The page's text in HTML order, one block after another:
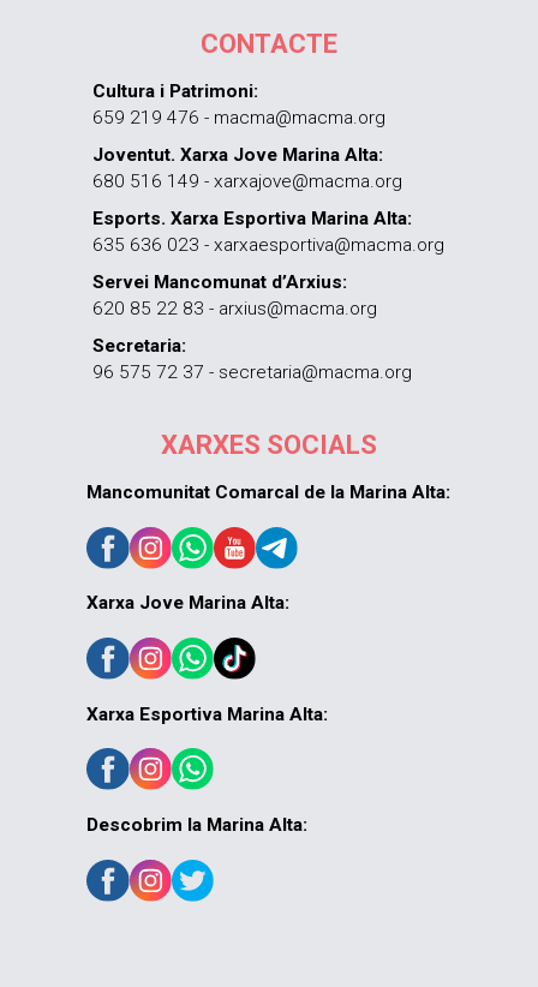
CONTACTE
Cultura i Patrimoni:
659 219 476 - macma@macma.org
Joventut. Xarxa Jove Marina Alta:
680 516 149 - xarxajove@macma.org
Esports. Xarxa Esportiva Marina Alta:
635 636 023 - xarxaesportiva@macma.org
Servei Mancomunat d’Arxius:
620 85 22 83 - arxius@macma.org
Secretaria:
96 575 72 37 - secretaria@macma.org
XARXES SOCIALS
Mancomunitat Comarcal de la Marina Alta:
Xarxa Jove Marina Alta:
Xarxa Esportiva Marina Alta:
Descobrim la Marina Alta: